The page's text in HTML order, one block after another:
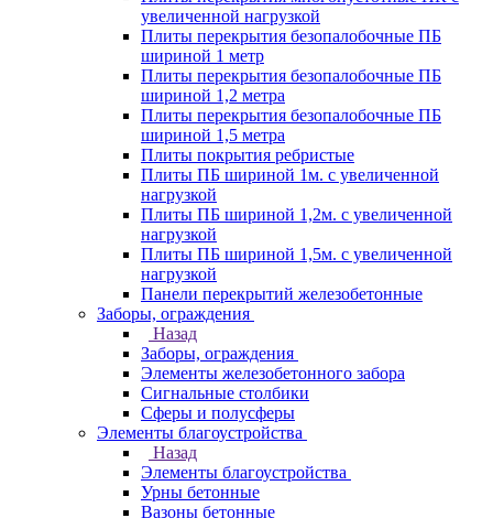
увеличенной нагрузкой
Плиты перекрытия безопалобочные ПБ
шириной 1 метр
Плиты перекрытия безопалобочные ПБ
шириной 1,2 метра
Плиты перекрытия безопалобочные ПБ
шириной 1,5 метра
Плиты покрытия ребристые
Плиты ПБ шириной 1м. с увеличенной
нагрузкой
Плиты ПБ шириной 1,2м. с увеличенной
нагрузкой
Плиты ПБ шириной 1,5м. с увеличенной
нагрузкой
Панели перекрытий железобетонные
Заборы, ограждения
Назад
Заборы, ограждения
Элементы железобетонного забора
Сигнальные столбики
Сферы и полусферы
Элементы благоустройства
Назад
Элементы благоустройства
Урны бетонные
Вазоны бетонные